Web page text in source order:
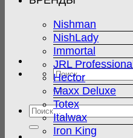
Искать:
Искать:
Nishman
NishLady
Immortal
JRL Professional
Hector
Maxx Deluxe
Totex
Italwax
Iron King